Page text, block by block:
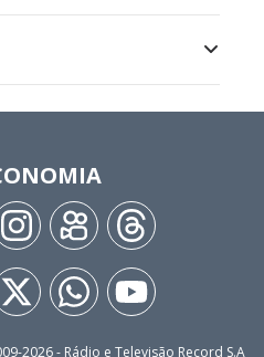
2026- Rádio e Televisão Record S.A